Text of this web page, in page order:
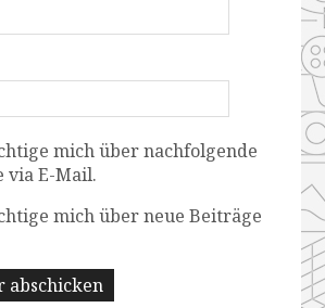
mich über nachfolgende
via E-Mail.
mich über neue Beiträge